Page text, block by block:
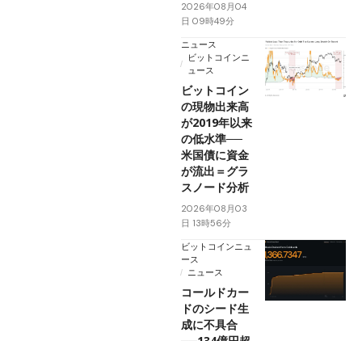
2026年08月04
日 09時49分
ニュース
ビットコインニ
ュース
ビットコイン
の現物出来高
が2019年以来
の低水準──
米国債に資金
が流出＝グラ
スノード分析
2026年08月03
日 13時56分
ビットコインニュ
ース
ニュース
コールドカー
ドのシード生
成に不具合